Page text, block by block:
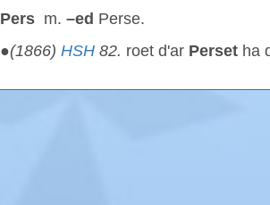
Pers m. –ed Perse.
●(1866) HSH 82. roet d'ar Perset ha